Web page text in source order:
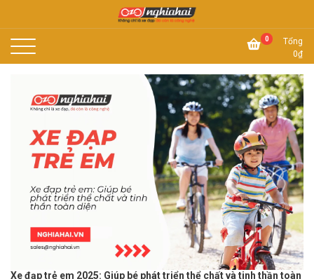
Xe đạp Nhật Nghĩa Hải 0
Tổng
0₫
Xe đạp trẻ em 2025: Giúp bé phát triển thể chất và tinh thần toàn